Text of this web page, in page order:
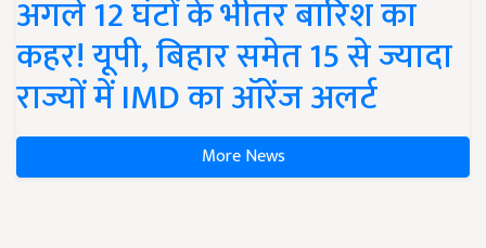
अगले 12 घंटों के भीतर बारिश का
कहर! यूपी, बिहार समेत 15 से ज्यादा
राज्यों में IMD का ऑरेंज अलर्ट
More News